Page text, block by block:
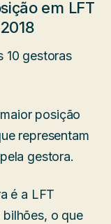
em LFT
10 gestoras
posição
representam
gestora.
é a LFT
o que